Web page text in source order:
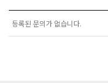
등록된 문의가 없습니다.